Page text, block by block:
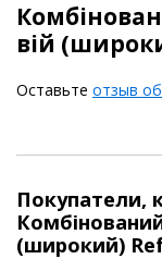
вій
Оставьте отзыв
Покупатели,
(широкий)